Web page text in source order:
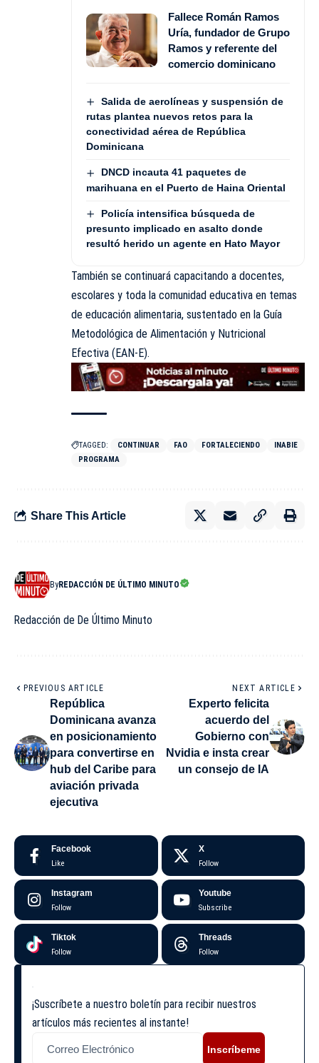
Fallece Román Ramos
Uría, fundador de Grupo
Ramos y referente del
comercio dominicano
Salida de aerolíneas y suspensión de
rutas plantea nuevos retos para la
conectividad aérea de República
Dominicana
DNCD incauta 41 paquetes de
marihuana en el Puerto de Haina Oriental
Policía intensifica búsqueda de
presunto implicado en asalto donde
resultó herido un agente en Hato Mayor
También se continuará capacitando a docentes,
escolares y toda la comunidad educativa en temas
de educación alimentaria, sustentado en la Guía
Metodológica de Alimentación y Nutricional
Efectiva (EAN-E).
TAGGED: CONTINUAR FAO FORTALECIENDO
INABIE
PROGRAMA
Share This Article
ByREDACCIÓN DE ÚLTIMO MINUTO
Redacción de De Último Minuto
PREVIOUS ARTICLE
República
Dominicana avanza
en posicionamiento
para convertirse en
hub del Caribe para
aviación privada
ejecutiva
NEXT ARTICLE
Experto felicita
acuerdo del
Gobierno con
Nvidia e insta crear
un consejo de IA
Facebook
Like
X
Follow
Instagram
Follow
Youtube
Subscribe
Tiktok
Follow
Threads
Follow
¡Suscríbete a nuestro boletín para recibir nuestros
artículos más recientes al instante!
Inscríbeme